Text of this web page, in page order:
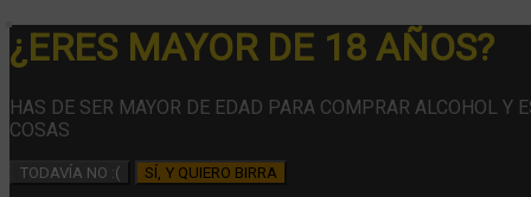
¿ERES MAYOR DE 18 AÑOS?
HAS DE SER MAYOR DE EDAD PARA COMPRAR ALCOHOL Y
COSAS
TODAVÍA NO :( SÍ, Y QUIERO BIRRA